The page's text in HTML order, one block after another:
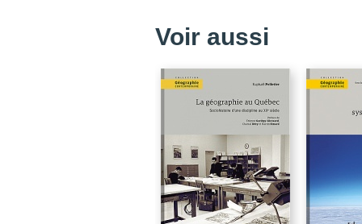
Voir aussi